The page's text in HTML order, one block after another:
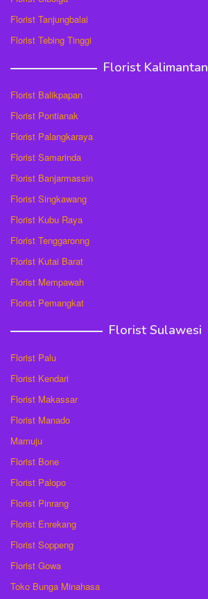
Florist Tanjungbalai
Florist Tebing Tinggi
Florist Kalimantan
Florist Balikpapan
Florist Pontianak
Florist Palangkaraya
Florist Samarinda
Florist Banjarmassin
Florist Singkawang
Florist Kubu Raya
Florist Tenggaronng
Florist Kutai Barat
Florist Mempawah
Florist Pemangkat
Florist Sulawesi
Florist Palu
Florist Kendari
Florist Makassar
Florist Manado
Mamuju
Florist Bone
Florist Palopo
Florist Pinrang
Florist Enrekang
Florist Soppeng
Florist Gowa
Toko Bunga Minahasa